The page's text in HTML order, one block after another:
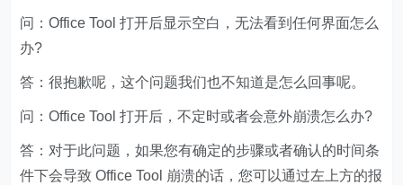
问：Office Tool 打开后显示空白，无法看到任何界面怎么
办?
答：很抱歉呢，这个问题我们也不知道是怎么回事呢。
问：Office Tool 打开后，不定时或者会意外崩溃怎么办?
答：对于此问题，如果您有确定的步骤或者确认的时间条
件下会导致 Office Tool 崩溃的话，您可以通过左上方的报